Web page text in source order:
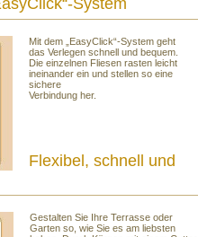
System
Mit dem „EasyClick“-System geht
das Verlegen schnell und bequem.
Die einzelnen Fliesen rasten leicht
ineinander ein und stellen so eine
sichere
Verbindung her.
Flexibel, schnell und
Gestalten Sie Ihre Terrasse oder
Garten so, wie Sie es am liebsten